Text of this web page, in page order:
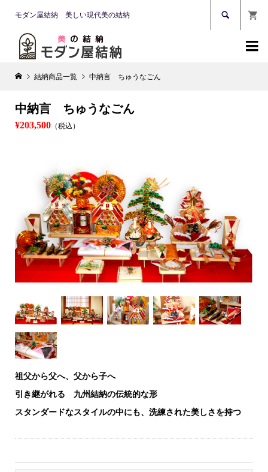
モダン屋結納 美しい現代美の結納 

結納商品一覧 中納言 ちゅうなごん
中納言 ちゅうなごん
¥203,500（税込）
祖父から父へ、父から子へ
引き継がれる 九州結納の伝統的な形
スタンダードなスタイルの中にも、洗練された美しさを持つ